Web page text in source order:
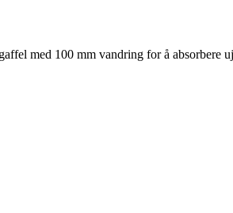
med 100 mm vandring for å absorbere